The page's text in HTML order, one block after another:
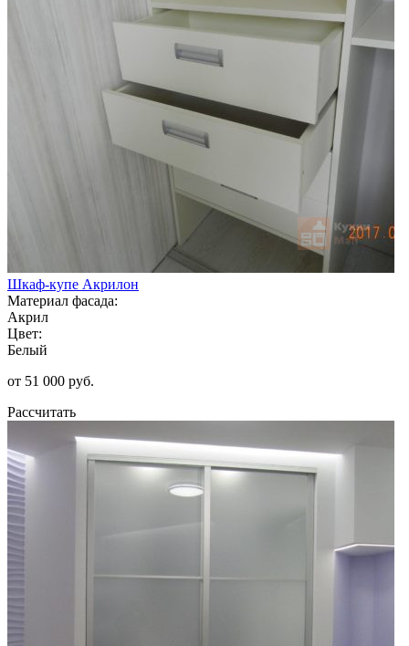
Шкаф-купе Акрилон
Материал фасада:
Акрил
Цвет:
Белый
от 51 000 руб.
Рассчитать